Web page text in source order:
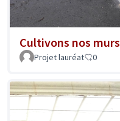
Cultivons nos murs
Projet lauréat 0